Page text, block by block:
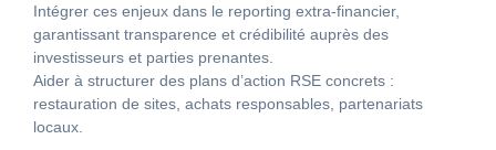
Intégrer ces enjeux dans le reporting extra-financier,
garantissant transparence et crédibilité auprès des
investisseurs et parties prenantes.
Aider à structurer des plans d’action RSE concrets :
restauration de sites, achats responsables, partenariats
locaux.